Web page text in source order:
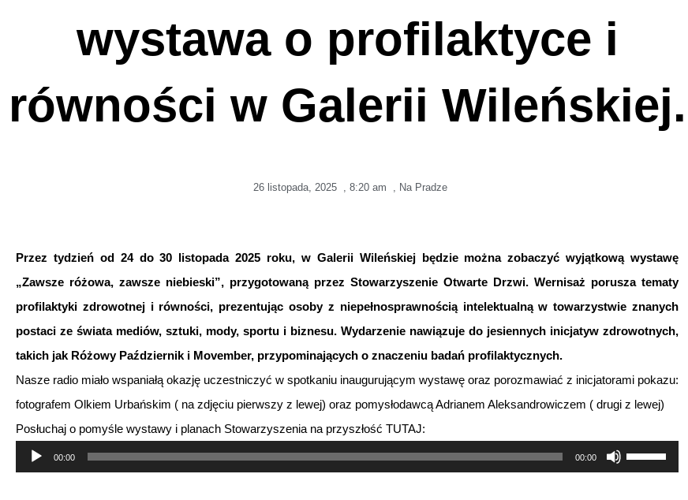
wystawa o profilaktyce i
równości w Galerii Wileńskiej.
26 listopada, 2025 , 8:20 am , Na Pradze
Przez tydzień od 24 do 30 listopada 2025 roku, w Galerii Wileńskiej będzie można zobaczyć wyjątkową wystawę
„Zawsze różowa, zawsze niebieski”, przygotowaną przez Stowarzyszenie Otwarte Drzwi. Wernisaż porusza tematy
profilaktyki zdrowotnej i równości, prezentując osoby z niepełnosprawnością intelektualną w towarzystwie znanych
postaci ze świata mediów, sztuki, mody, sportu i biznesu. Wydarzenie nawiązuje do jesiennych inicjatyw zdrowotnych,
takich jak Różowy Październik i Movember, przypominających o znaczeniu badań profilaktycznych.
Nasze radio miało wspaniałą okazję uczestniczyć w spotkaniu inaugurującym wystawę oraz porozmawiać z inicjatorami pokazu:
fotografem Olkiem Urbańskim ( na zdjęciu pierwszy z lewej) oraz pomysłodawcą Adrianem Aleksandrowiczem ( drugi z lewej)
Posłuchaj o pomyśle wystawy i planach Stowarzyszenia na przyszłość TUTAJ:
Odtwarzacz
plików
00:00 00:00
Używaj
strzałek